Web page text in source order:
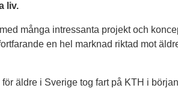
liv.
många intressanta projekt och
en hel marknad riktad mot
äldre i Sverige tog fart på KTH i